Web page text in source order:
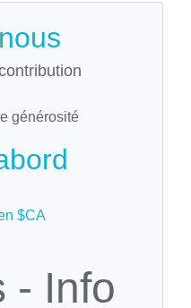
générosité
$CA
- Info